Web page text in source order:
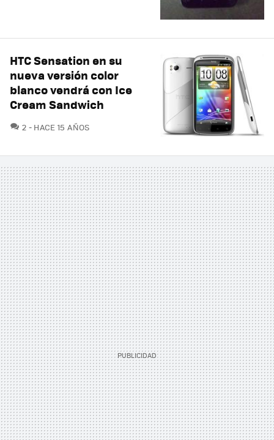
HTC Sensation en su
nueva versión color
blanco vendrá con Ice
Cream Sandwich
2 COMENTARIOS
HACE 15 AÑOS